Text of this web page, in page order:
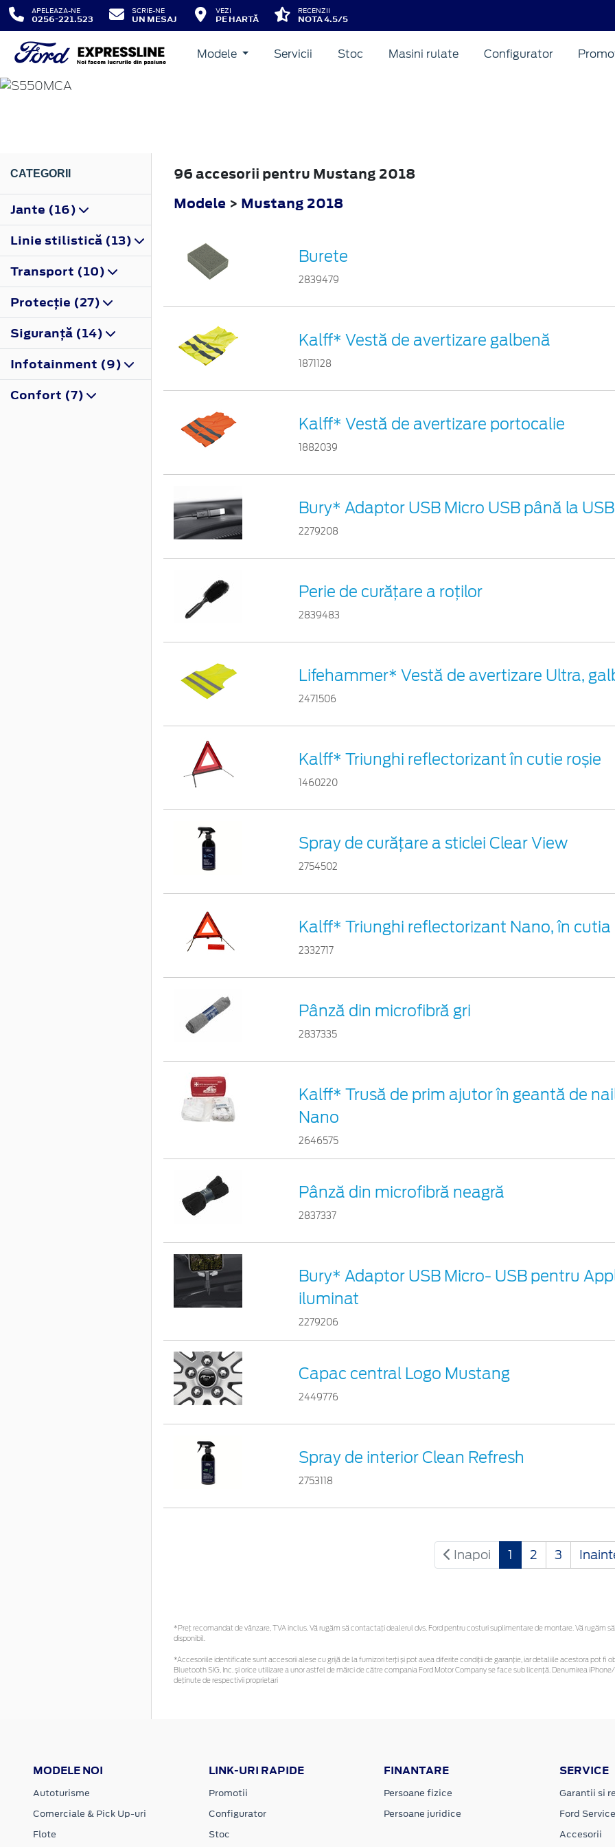
APELEAZA-NE
0256-221.523
SCRIE-NE
UN MESAJ
VEZI
PE HARTĂ
RECENZII
NOTA 4.5/5
Modele Servicii Stoc Masini rulate Configurator
MUSTANG
CATEGORII
Jante (16)
Linie stilistică (13)
Transport (10)
Protecţie (27)
Siguranţă (14)
Infotainment (9)
Confort (7)
96 accesorii pentru Mustang 2018
Modele > Mustang 2018
Burete
2839479
Kalff* Vestă de avertizare galbenă
1871128
Kalff* Vestă de avertizare portocalie
1882039
Bury* Adaptor USB Micro USB până la
2279208
Perie de curățare a roților
2839483
Lifehammer* Vestă de avertizare Ultra,
2471506
Kalff* Triunghi reflectorizant în cutie roșie
1460220
Spray de curățare a sticlei Clear View
2754502
Kalff* Triunghi reflectorizant Nano, în cutia
2332717
Pânză din microfibră gri
2837335
Kalff* Trusă de prim ajutor în geantă de
Nano
2646575
Pânză din microfibră neagră
2837337
Bury* Adaptor USB Micro- USB pentru
iluminat
2279206
Capac central Logo Mustang
2449776
Spray de interior Clean Refresh
2753118
Inapoi 1 2 3
*Preţ recomandat de vânzare, TVA inclus. Vă rugăm să contactaţi dealerul dvs. Ford pentru costuri suplimentare de montare. Vă
disponibil.
*Accesoriile identificate sunt accesorii alese cu grijă de la furnizori terți și pot avea diferite condiții de garanție, iar detaliile acestora pot fi
Bluetooth SIG, Inc. și orice utilizare a unor astfel de mărci de către compania Ford Motor Company se face sub licență. Denumirea
deținute de respectivii proprietari
MODELE NOI
Autoturisme
Comerciale & Pick Up-uri
Flote
LINK-URI RAPIDE
Promotii
Configurator
Stoc
FINANTARE
Persoane fizice
Persoane juridice
SERVICE
Garantii si
Ford
Accesorii